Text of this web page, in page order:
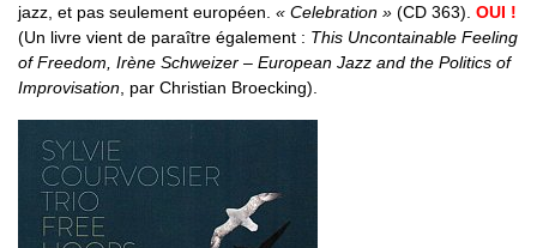
jazz, et pas seulement européen. « Celebration » (CD 363). OUI !
(Un livre vient de paraître également : This Uncontainable Feeling
of Freedom, Irène Schweizer – European Jazz and the Politics of
Improvisation , par Christian Broecking).